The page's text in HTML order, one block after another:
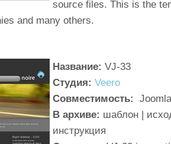
source files. This is the
and many others.
Название: VJ-33
Студия: Veero
Совместимость:
В архиве: шаблон |
инструкция